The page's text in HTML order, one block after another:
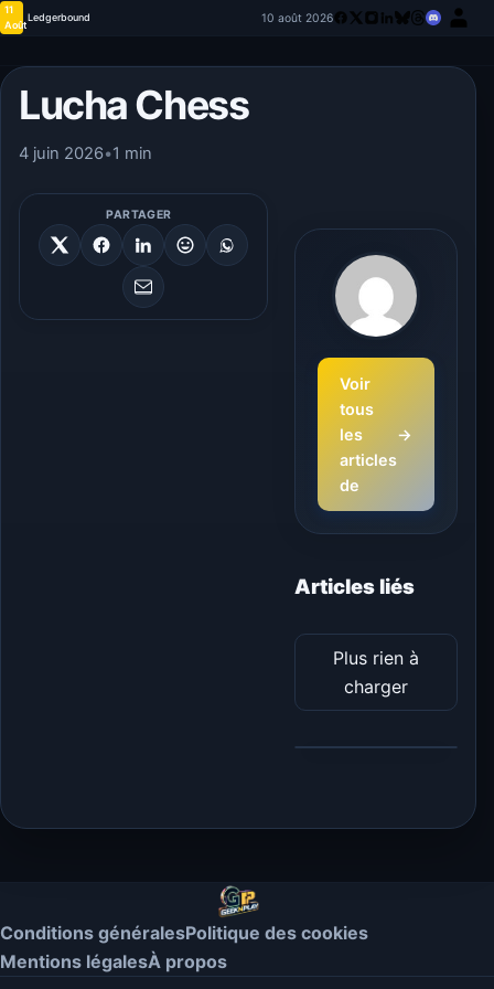
11
Août
Ledgerbound 10 août 2026
Lucha Chess
4 juin 2026•1 min
PARTAGER
Voir
tous
les
articles
de
→
Articles liés
Plus rien à
charger
Conditions généralesPolitique des cookies
Mentions légalesÀ propos